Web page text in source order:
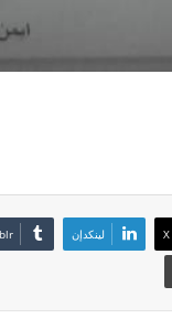
X لينكدإن